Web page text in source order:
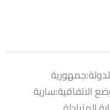
الاتفاقية:سارية